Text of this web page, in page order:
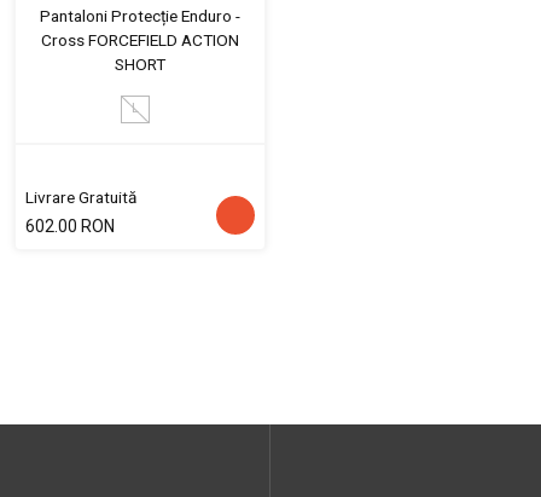
Pantaloni Protecție Enduro -
Cross FORCEFIELD ACTION
SHORT
L
Livrare Gratuită
602.00 RON